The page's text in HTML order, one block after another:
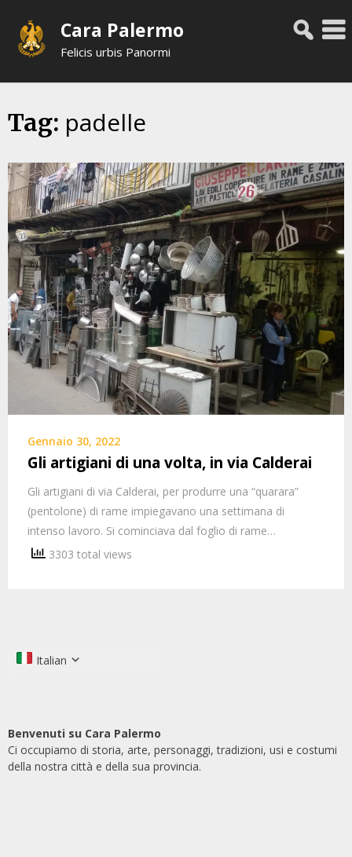
content
Cara Palermo
Felicis urbis Panormi
Tag: padelle
Gennaio 30, 2022
Gli artigiani di una volta, in via Calderai
Gli artigiani di via Calderai, per produrre una “quarara”
(pentolone) di rame impiegavano una settimana di
intenso lavoro. Si cominciava dal foglio di rame…
3303 total views
Italian
Benvenuti su Cara Palermo
Ci occupiamo di storia, arte, personaggi, tradizioni, usi e costumi
della nostra città e della sua provincia.